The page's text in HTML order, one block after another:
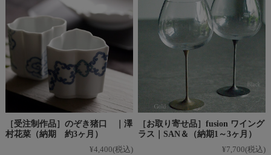
［受注制作品］のぞき猪口 ｜澤
村花菜（納期 約3ヶ月）
¥4,400(税込)
［お取り寄せ品］fusion ワイング
ラス｜SAN＆（納期1～3ヶ月）
¥7,700(税込)